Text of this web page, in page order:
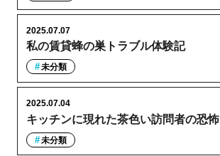
私の賃貸蜂の巣トラブル体験記
2025.07.07
未分類
キッチンに現れた茶色い訪問者の恐怖
2025.07.04
未分類